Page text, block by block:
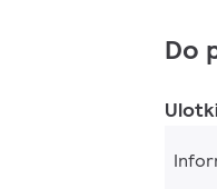
Do
Ulotki